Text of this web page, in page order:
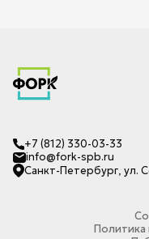
+7 (812) 330-03-33
info@fork-spb.ru
Санкт-Петербург, ул.